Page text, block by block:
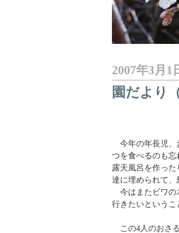
2007年3月1
園だより
今年の年長児、
つを食べるのも
露天風呂を作っ
達に埋められて、
今はまたビワの
行きたいというこ
この4人のおさ